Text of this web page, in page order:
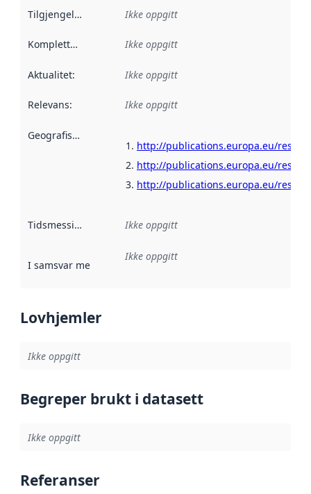
Tilgjengelighet Ikke oppgitt
Kompletthet Ikke oppgitt
Aktualitet: Ikke oppgitt
Relevans: Ikke oppgitt
Geografisk avgrensning
http://publications.europa.eu/
http://publications.europa.eu/
http://publications.europa.eu/
Tidsmessig avgrensning :
Ikke oppgitt
I samsvar med Referanse til en implementasjonsregel
Ikke oppgitt
Lovhjemler
Ikke oppgitt
Begreper brukt i datasett
Ikke oppgitt
Referanser